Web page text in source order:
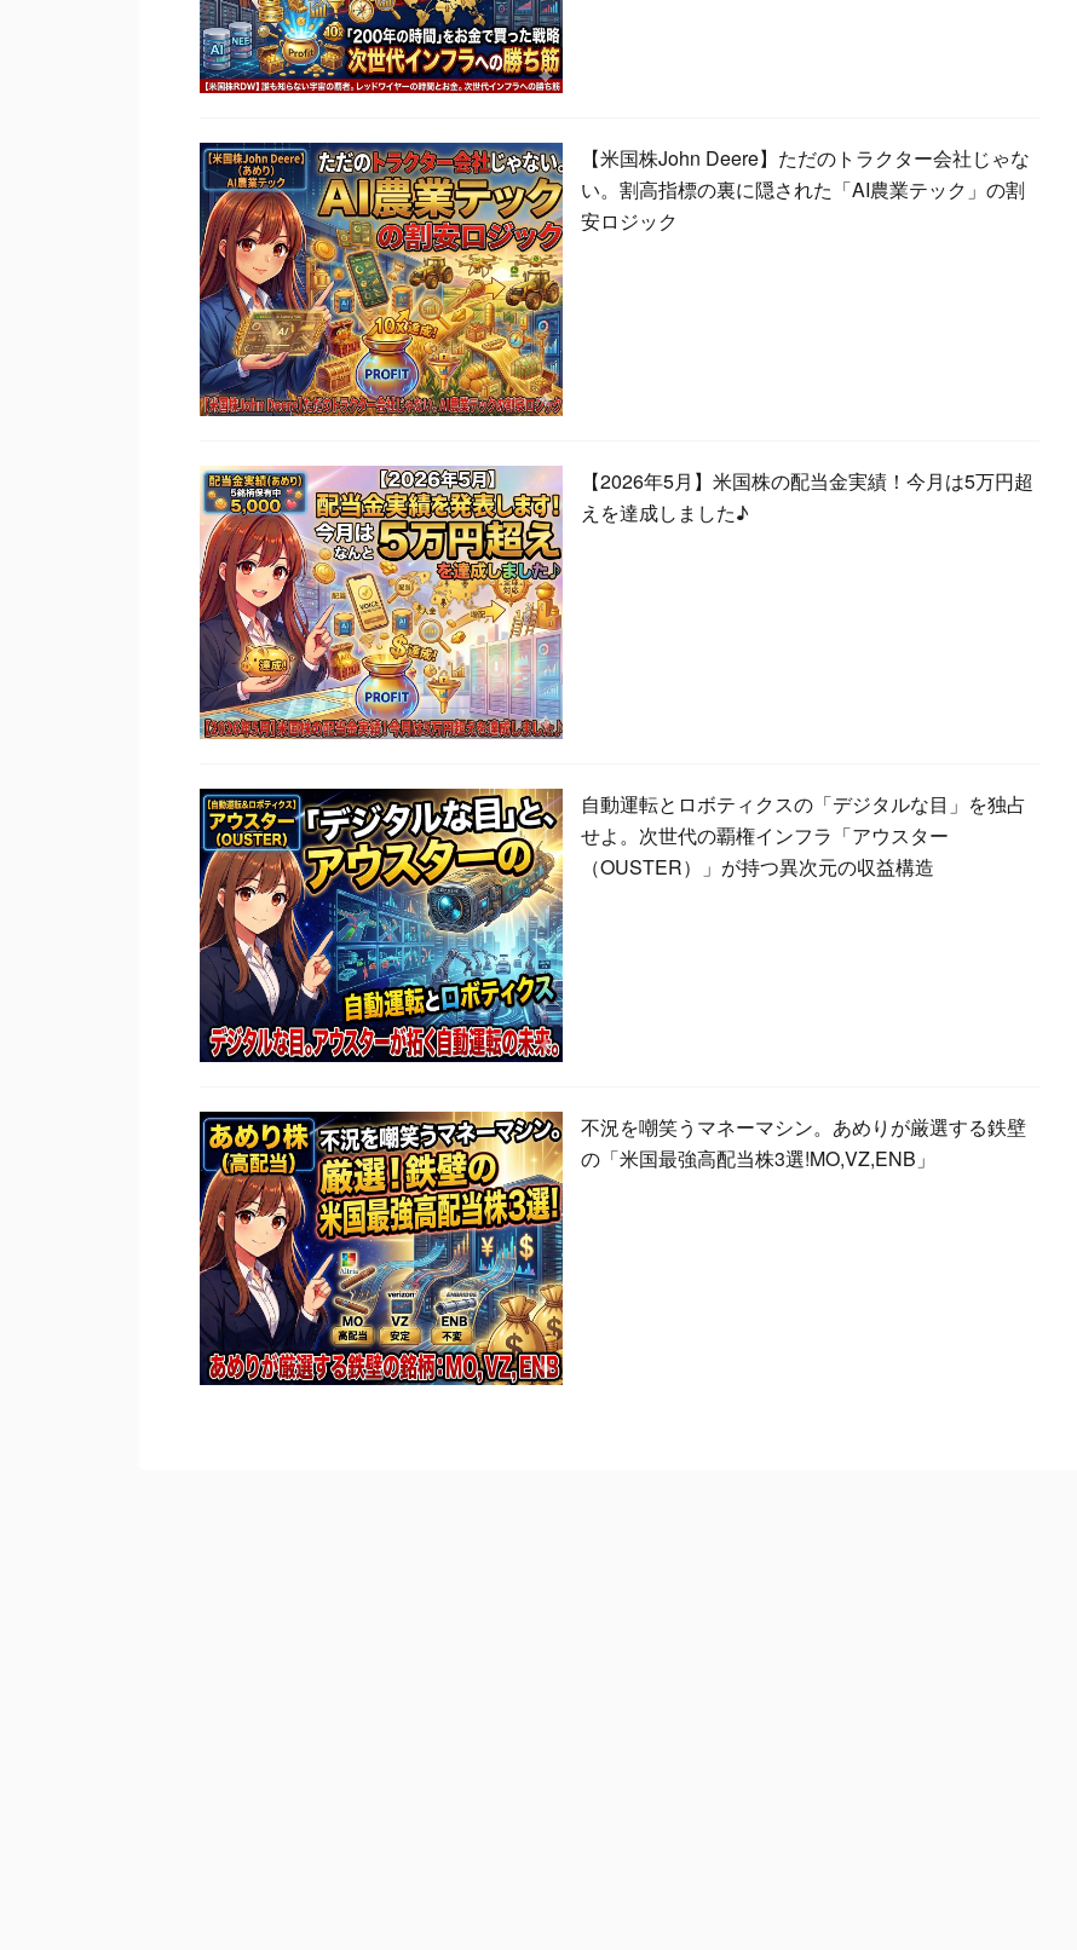
【米国株John Deere】ただのトラクター会社じゃな
い。割高指標の裏に隠された「AI農業テック」の割
安ロジック
【2026年5月】米国株の配当金実績！今月は5万円超
えを達成しました♪
自動運転とロボティクスの「デジタルな目」を独占
せよ。次世代の覇権インフラ「アウスター
（OUSTER）」が持つ異次元の収益構造
不況を嘲笑うマネーマシン。あめりが厳選する鉄壁
の「米国最強高配当株3選!MO,VZ,ENB」